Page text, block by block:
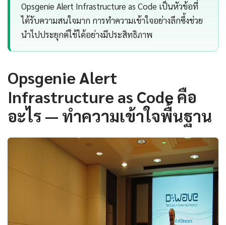
Opsgenie Alert Infrastructure as Code เป็นหัวข้อที่
ได้รับความสนใจมาก การทำความเข้าใจอย่างลึกซึ้งช่วย
นำไปประยุกต์ใช้ได้อย่างมีประสิทธิภาพ
Opsgenie Alert
Infrastructure as Code คือ
อะไร — ทำความเข้าใจพื้นฐาน